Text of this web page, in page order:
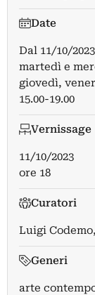
Date
Dal 11/10/2023
martedì e
giovedì,
15.00-19.00
Vernissage
11/10/2023
ore 18
Curatori
Luigi Codemo,
Generi
arte